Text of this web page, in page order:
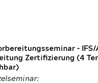
- IFS/
Zertifizierung (4